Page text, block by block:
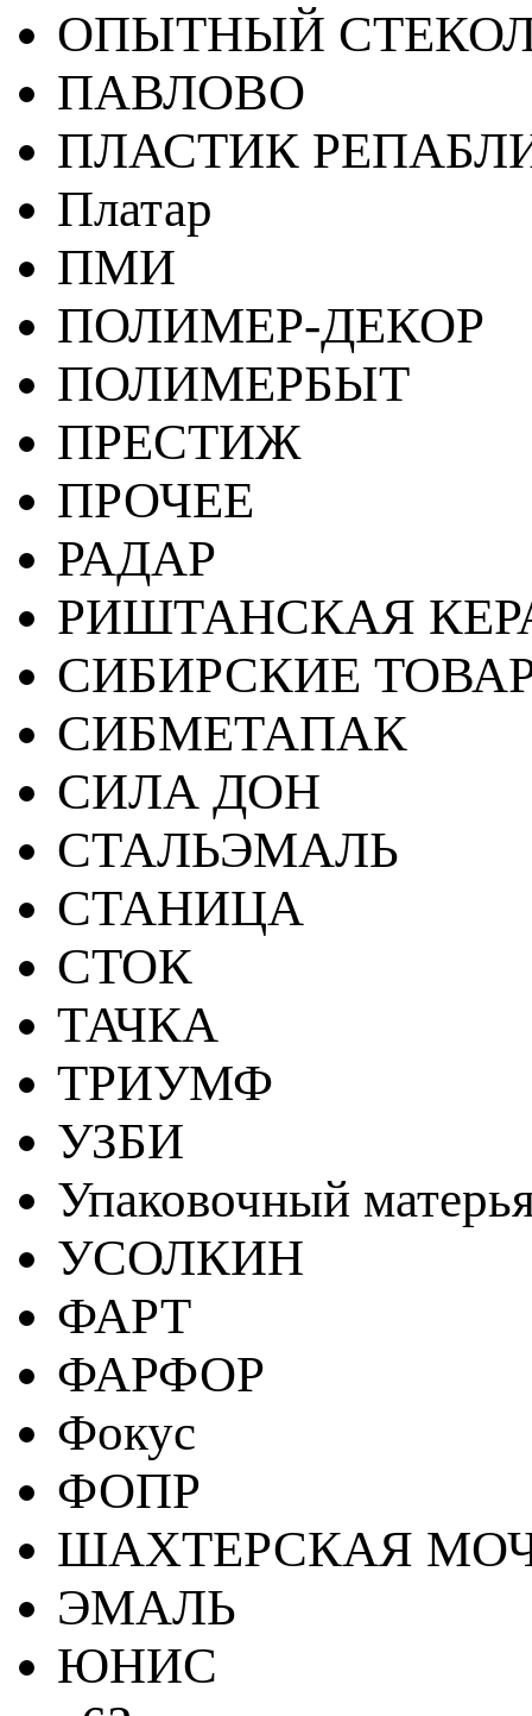
ОПЫТНЫЙ
ПАВЛОВО
ПЛАСТИК
Платар
ПМИ
ПОЛИМЕР-ДЕКОР
ПОЛИМЕРБЫТ
ПРЕСТИЖ
ПРОЧЕЕ
РАДАР
РИШТАНСКАЯ
СИБИРСКИЕ
СИБМЕТАПАК
СИЛА ДОН
СТАЛЬЭМАЛЬ
СТАНИЦА
СТОК
ТАЧКА
ТРИУМФ
УЗБИ
Упаковочный
УСОЛКИН
ФАРТ
ФАРФОР
Фокус
ФОПР
ШАХТЕРСКАЯ
ЭМАЛЬ
ЮНИС